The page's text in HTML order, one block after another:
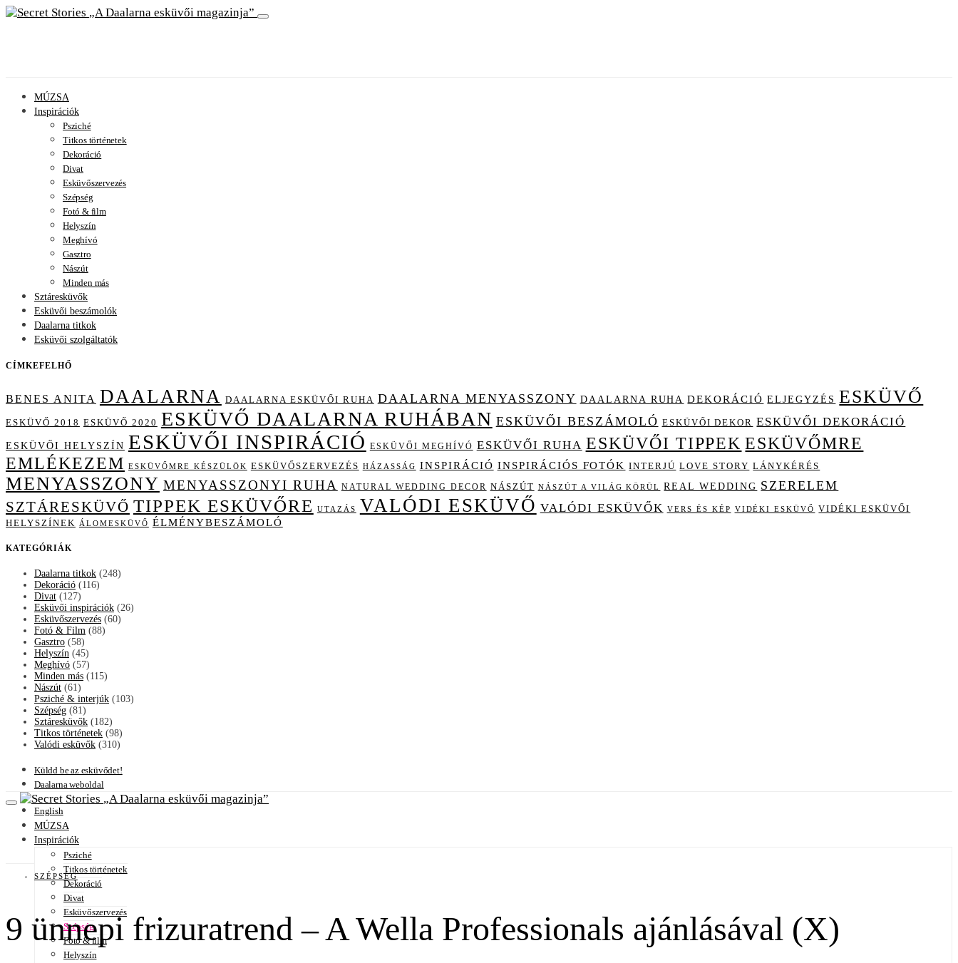
A Daalarna esküvői magazinja
MÚZSA
Inspirációk
Psziché
Titkos történetek
Dekoráció
Divat
Esküvőszervezés
Szépség
Fotó & film
Helyszín
Meghívó
Gasztro
Nászút
Minden más
Sztáresküvők
Esküvői beszámolók
Daalarna titkok
Esküvői szolgáltatók
CÍMKEFELHŐ
BENES ANITA DAALARNA DAALARNA ESKÜVŐI RUHA DAALARNA MENYASSZONY DAALARNA RUHA DEKORÁCIÓ ELJEGYZÉS ESKÜVŐ
ESKÜVŐ 2018 ESKÜVŐ 2020 ESKÜVŐ DAALARNA RUHÁBAN ESKÜVŐI BESZÁMOLÓ ESKÜVŐI DEKOR ESKÜVŐI DEKORÁCIÓ
ESKÜVŐI HELYSZÍN ESKÜVŐI INSPIRÁCIÓ ESKÜVŐI MEGHÍVÓ ESKÜVŐI RUHA ESKÜVŐI TIPPEK ESKÜVŐMRE
EMLÉKEZEM ESKÜVŐMRE KÉSZÜLÖK ESKÜVŐSZERVEZÉS HÁZASSÁG INSPIRÁCIÓ INSPIRÁCIÓS FOTÓK INTERJÚ LOVE STORY LÁNYKÉRÉS
MENYASSZONY MENYASSZONYI RUHA NATURAL WEDDING DECOR NÁSZÚT NÁSZÚT A VILÁG KÖRÜL REAL WEDDING SZERELEM
SZTÁRESKÜVŐ TIPPEK ESKÜVŐRE UTAZÁS VALÓDI ESKÜVŐ VALÓDI ESKÜVŐK VERS ÉS KÉP VIDÉKI ESKÜVŐ
VIDÉKI ESKÜVŐI
HELYSZÍNEK
ÁLOMESKÜVŐ ÉLMÉNYBESZÁMOLÓ
KATEGÓRIÁK
Daalarna titkok (248)
Dekoráció (116)
Divat (127)
Esküvői inspirációk (26)
Esküvőszervezés (60)
Fotó & Film (88)
Gasztro (58)
Helyszín (45)
Meghívó (57)
Minden más (115)
Nászút (61)
Psziché & interjúk (103)
Szépség (81)
Sztáresküvők (182)
Titkos történetek (98)
Valódi esküvők (310)
Küldd be az esküvődet!
Daalarna weboldal
English
A Daalarna esküvői magazinja
MÚZSA
Inspirációk
Psziché
Titkos történetek
Dekoráció
Divat
Esküvőszervezés
Szépség
Fotó & film
Helyszín
SZÉPSÉG
9 ünnepi frizuratrend – A Wella Professionals ajánlásával (X)